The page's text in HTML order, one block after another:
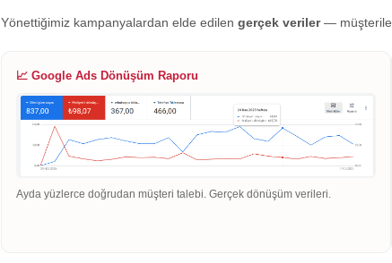
Yönettiğimiz kampanyalardan elde edilen gerçek veriler—
📈 Google Ads Dönüşüm Raporu
Ayda yüzlerce doğrudan müşteri talebi. Gerçek dönüşüm verileri.